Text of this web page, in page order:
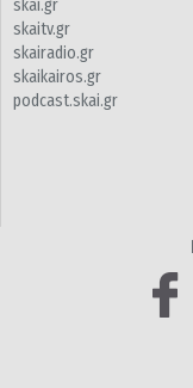
skai.gr
skaitv.gr
skairadio.gr
skaikairos.gr
podcast.skai.gr